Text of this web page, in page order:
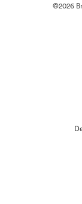
©2026